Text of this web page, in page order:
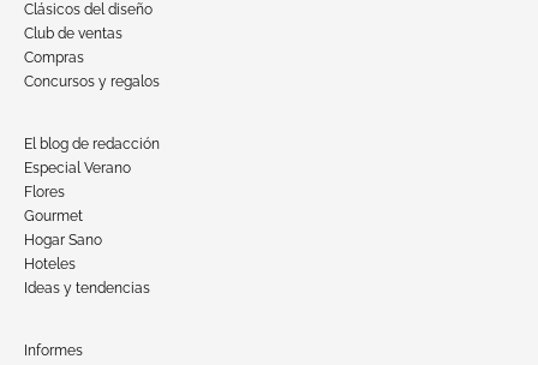
Clásicos del diseño
Club de ventas
Compras
Concursos y regalos
El blog de redacción
Especial Verano
Flores
Gourmet
Hogar Sano
Hoteles
Ideas y tendencias
Informes